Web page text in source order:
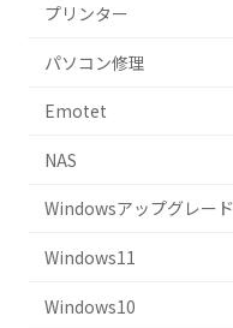
プリンター
パソコン修理
Emotet
NAS
Windowsアップグレード
Windows11
Windows10